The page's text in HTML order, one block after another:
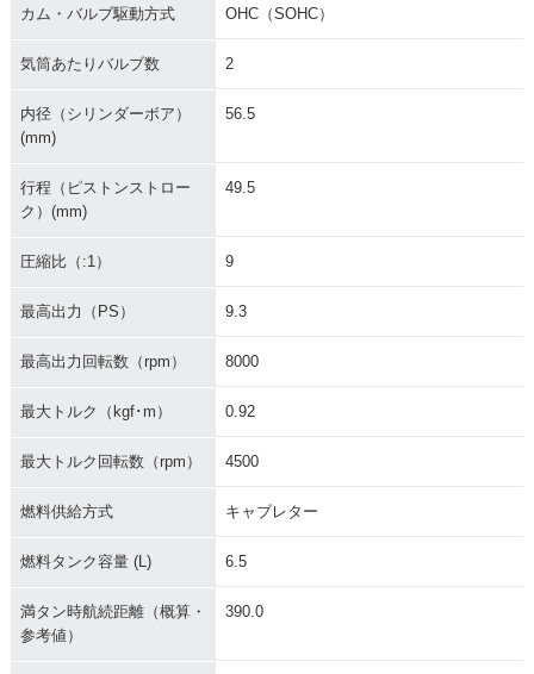
カム・バルブ駆動方式 OHC（SOHC）
気筒あたりバルブ数 2
内径（シリンダーボア）
(mm)
56.5
行程（ピストンストロー
ク）(mm)
49.5
圧縮比（:1） 9
最高出力（PS） 9.3
最高出力回転数（rpm） 8000
最大トルク（kgf･m） 0.92
最大トルク回転数（rpm） 4500
燃料供給方式 キャブレター
燃料タンク容量 (L) 6.5
満タン時航続距離（概算・
参考値）
390.0